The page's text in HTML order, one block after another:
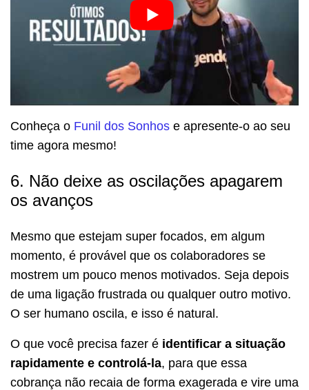
Conheça o Funil dos Sonhos e apresente-o ao seu
time agora mesmo!
6. Não deixe as oscilações apagarem
os avanços
Mesmo que estejam super focados, em algum
momento, é provável que os colaboradores se
mostrem um pouco menos motivados. Seja depois
de uma ligação frustrada ou qualquer outro motivo.
O ser humano oscila, e isso é natural.
O que você precisa fazer é identificar a situação
rapidamente e controlá-la, para que essa
cobrança não recaia de forma exagerada e vire uma